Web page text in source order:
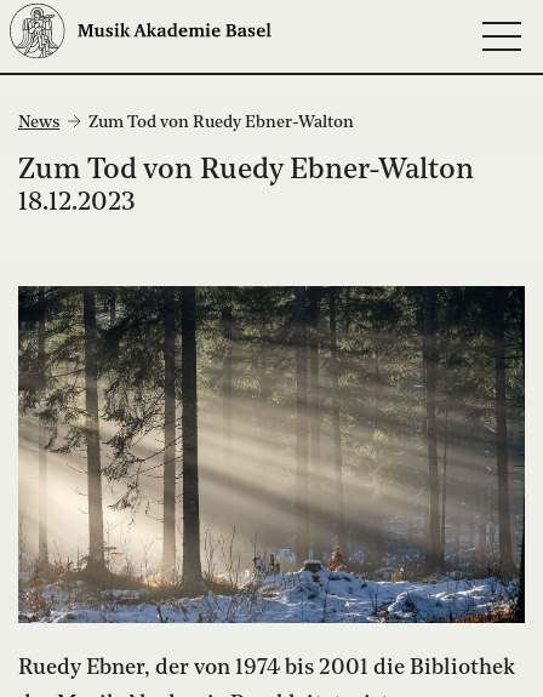
News Zum Tod von Ruedy Ebner-Walton
Zum Tod von Ruedy Ebner-Walton
18.12.2023
Ruedy Ebner, der von 1974 bis 2001 die Bibliothek